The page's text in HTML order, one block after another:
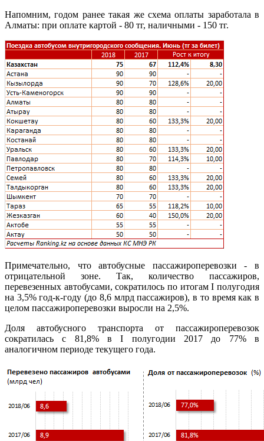
Напомним, годом ранее такая же схема оплаты заработала в
Алматы: при оплате картой - 80 тг, наличными - 150 тг.
Примечательно, что автобусные пассажироперевозки - в
отрицательной зоне. Так, количество пассажиров,
перевезенных автобусами, сократилось по итогам I полугодия
на 3,5% год-к-году (до 8,6 млрд пассажиров), в то время как в
целом пассажироперевозки выросли на 2,5%.
Доля автобусного транспорта от пассажироперевозок
сократилась с 81,8% в I полугодии 2017 до 77% в
аналогичном периоде текущего года.